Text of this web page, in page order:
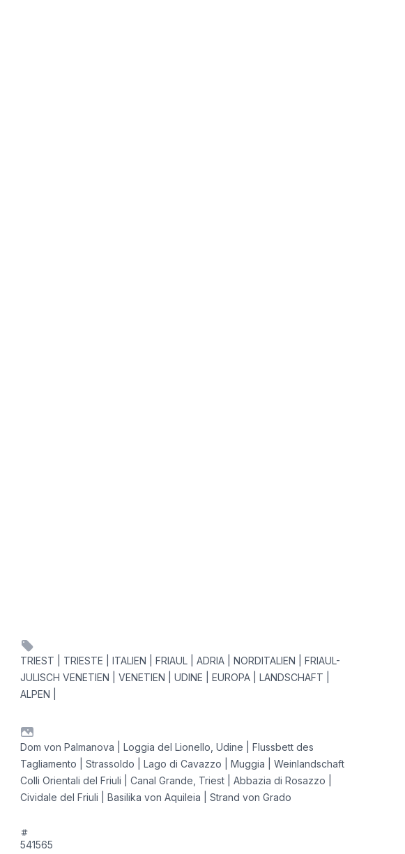
TRIEST | TRIESTE | ITALIEN | FRIAUL | ADRIA | NORDITALIEN | FRIAUL-
JULISCH VENETIEN | VENETIEN | UDINE | EUROPA | LANDSCHAFT |
ALPEN |
Dom von Palmanova | Loggia del Lionello, Udine | Flussbett des
Tagliamento | Strassoldo | Lago di Cavazzo | Muggia | Weinlandschaft
Colli Orientali del Friuli | Canal Grande, Triest | Abbazia di Rosazzo |
Cividale del Friuli | Basilika von Aquileia | Strand von Grado
541565